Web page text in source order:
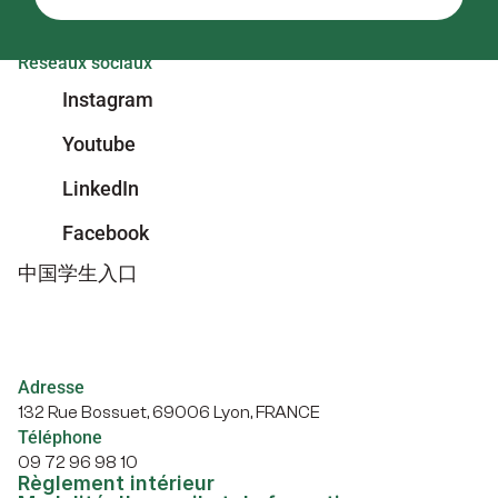
Réseaux sociaux
Instagram
Youtube
LinkedIn
Facebook
中国学生入口
Adresse
132 Rue Bossuet, 69006 Lyon, FRANCE
Téléphone
09 72 96 98 10
Règlement intérieur